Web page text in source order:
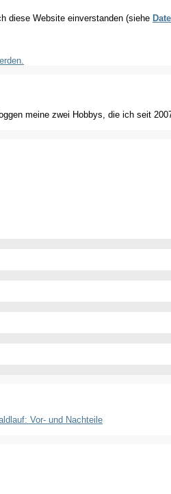
diese Website einverstanden (siehe
meine zwei Hobbys, die ich seit
Vor- und Nachteile